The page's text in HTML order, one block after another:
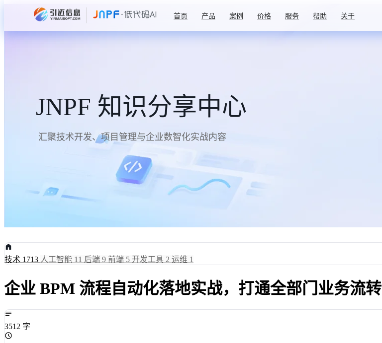
首页 产品 案例 价格 服务 帮助 关于
JNPF 知识分享中心
汇聚技术开发、项目管理与企业数智化实战内容
技术 1713 人工智能 11 后端 9 前端 5 开发工具 2 运维 1
企业 BPM 流程自动化落地实战，打通全部门业务流转
3512 字